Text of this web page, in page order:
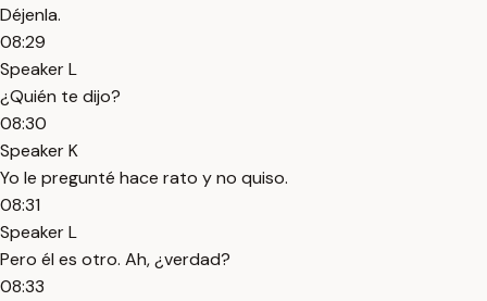
Déjenla.
08:29
Speaker L
¿Quién te dijo?
08:30
Speaker K
Yo le pregunté hace rato y no quiso.
08:31
Speaker L
Pero él es otro. Ah, ¿verdad?
08:33